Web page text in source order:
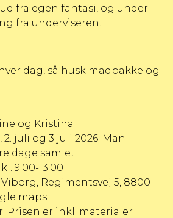
fra egen fantasi, og under
fra underviseren.
dag, så husk madpakke og
og Kristina
2. juli og 3 juli 2026. Man
dage samlet.
9.00-13.00
Regimentsvej 5, 8800
maps
Prisen er inkl. materialer